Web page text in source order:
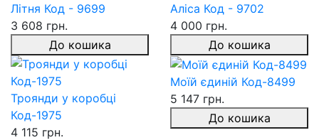
Літня Код - 9699
3 608 грн.
До кошика
Аліса Код - 9702
4 000 грн.
До кошика
Троянди у коробці
Код-1975
4 115 грн.
Моїй єдиній Код-8499
5 147 грн.
До кошика